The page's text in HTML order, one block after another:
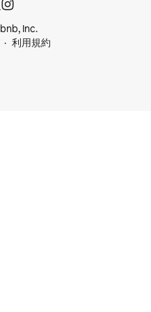
Inc.
利用規約